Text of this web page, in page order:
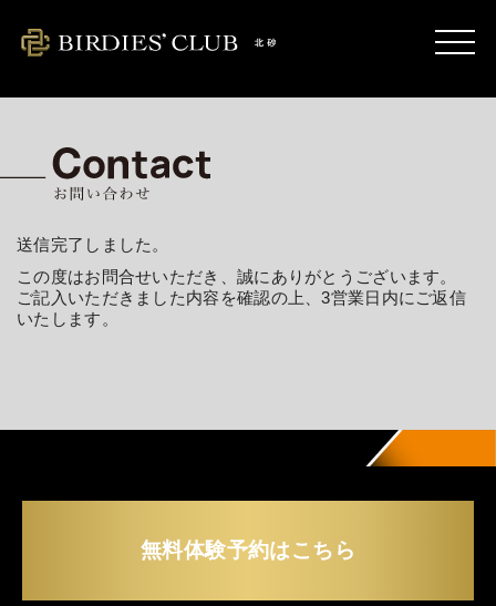
送信完了しました。
この度はお問合せいただき、誠にありがとうございます。
ご記入いただきました内容を確認の上、3営業日内にご返信
いたします。
無料体験予約はこちら